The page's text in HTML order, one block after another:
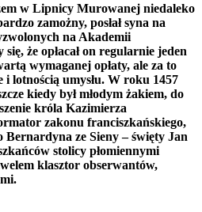
w Lipnicy Murowanej niedaleko
zamożny, posłał syna na
na Akademii
że opłacał on regularnie jeden
wymaganej opłaty, ale za to
i lotnością umysłu. W roku 1457
kiedy był młodym żakiem, do
króla Kazimierza
zakonu franciszkańskiego,
Bernardyna ze Sieny – święty Jan
stolicy płomiennymi
klasztor obserwantów,